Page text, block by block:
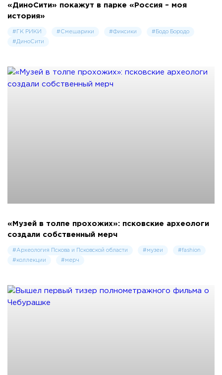
«ДиноСити» покажут в парке «Россия – моя
история»
#ГК РИКИ #Смешарики #Фиксики
#Бодо Бородо
#ДиноСити
«Музей в толпе прохожих»: псковские археологи
создали собственный мерч
#Археология Пскова и Псковской области #музеи
#fashion
#коллекции
#мерч